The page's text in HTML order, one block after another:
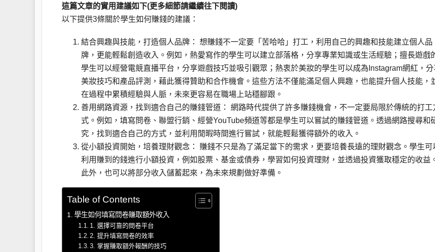
這篇文章的實用建議如下(更多細節請繼續往下閱讀)
以下提供3條關於學生如何賺錢的建議：
結合興趣與技能，打造個人品牌： 想賺錢不一定要「苦哈哈」打工，利用自己的興趣和技能建立個人品
牌，更能輕鬆創造收入。例如，熱愛寫作的學生可以建立部落格，分享專業知識或生活經驗；擅長遊戲
學生可以經營電競直播平台，分享遊戲技巧並吸引觀眾；熱衷於美妝的學生可以成為Instagram網紅，分
美妝技巧和產品評測，藉此獲得贊助和合作機會。這些方法不僅能滿足個人興趣，也能提升個人技能，
在過程中累積經驗與人脈，未來更容易在職場上站穩腳跟。
善用網路資源，找到適合自己的賺錢管道： 網路時代提供了許多賺錢機會，不一定要局限於傳統的打工
式。例如，填寫問卷、聯盟行銷、經營YouTube頻道等都是學生可以嘗試的賺錢管道。透過網路搜尋和
究，找到適合自己的方式，並利用閒暇時間進行嘗試，就能輕鬆獲得額外的收入。
從小額投資開始，培養理財觀念： 賺錢不只是為了滿足當下的需求，更要培養長遠的理財觀念。學生可
利用賺到的錢進行小額投資，例如股票、基金或債券，學習如何投資理財，並透過投資獲取穩定的收益
此外，也可以將部分收入儲蓄起來，為未來規劃做好準備。
Table of Contents
學生如何填寫問卷賺取額外收入
1. 選擇可靠的問卷平台
2. 提升填寫問卷的效率
3. 掌握賺取額外報酬的技巧